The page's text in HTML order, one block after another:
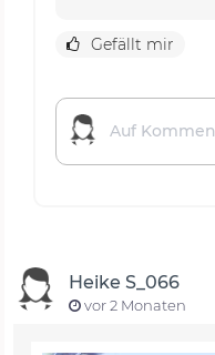
Gefällt mir
Heike S_066
vor 2 Monaten